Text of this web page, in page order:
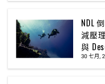
NDL
減壓
與
30 七月,